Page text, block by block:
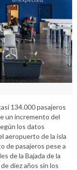
134.000 pasajeros
un incremento del
los datos
aeropuerto de la isla
de pasajeros pese a
de la Bajada de la
diez años sin los